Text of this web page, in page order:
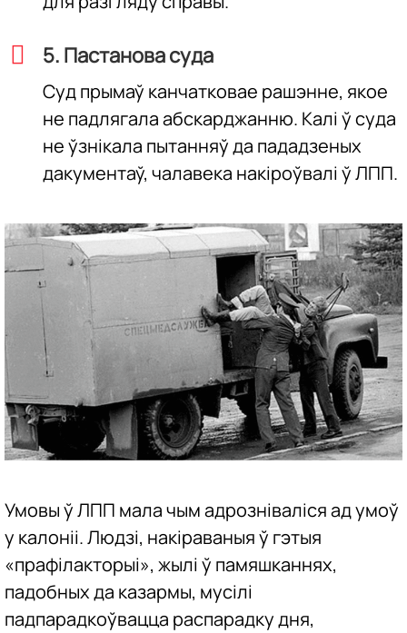
5. Пастанова суда
Суд прымаў канчатковае рашэнне, якое
не падлягала абскарджанню. Калі ў суда
не ўзнікала пытанняў да пададзеных
дакументаў, чалавека накіроўвалі ў ЛПП.
Умовы ў ЛПП мала чым адрозніваліся ад умоў
у калоніі. Людзі, накіраваныя ў гэтыя
«прафілакторыі», жылі ў памяшканнях,
падобных да казармы, мусілі
падпарадкоўвацца распарадку дня,